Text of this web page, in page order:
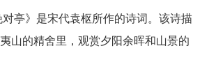
对亭》是宋代袁枢所作的诗词。该诗描
山的精舍里，观赏夕阳余晖和山景的